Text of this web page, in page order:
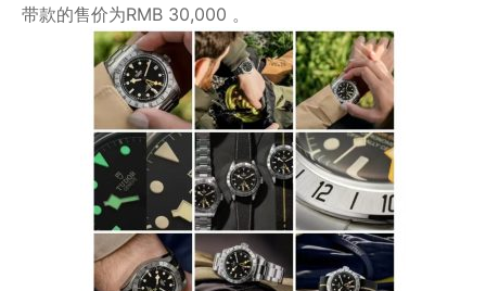
带款的售价为RMB 30,000 。